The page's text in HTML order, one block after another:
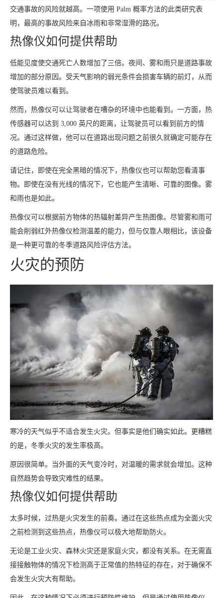
交通事故的风险就越高。一项使用 Palm 概率方法的此类研究表
明，最高的事故风险来自冰雨和非常湿滑的路况。
热像仪如何提供帮助
低能见度使交通死亡人数增加了三倍。夜间、雾和雨只是道路事故
增加的部分原因。受天气影响的弱光条件会损害车辆的前灯，从而
使驾驶员难以看到。
然而，热像仪可以让驾驶者在嘈杂的环境中也能看到。一方面，热
传感器可以达到 3,000 英尺的距离，让驾驶员可以看到前方的情
况。通过这样做，他可以在道路出现问题之前很久就确定可能存在
的道路危险。
请记住，即使在完全黑暗的情况下，热像仪也可以帮助您看清事
物。即使在没有光线的情况下，它也能产生清晰、可靠的图像。雾
和雨也是如此。
热像仪可以根据前方物体的热辐射差异产生热图像。尽管雾和雨可
能会削弱红外热像仪检测温差的能力，但与仅靠人眼相比，该设备
是一种更可靠的冬季道路风险评估方法。
火灾的预防
寒冷的天气似乎不适合发生火灾。但事实是他们确实如此。更糟糕
的是，冬季火灾的发生率极高。
原因很简单。当外面的天气变冷时，对温暖的需求就会增加。这种
自然趋势会导致灾难性的结果。
热像仪如何提供帮助
太多时候，过热是火灾发生的前奏。通过在这些热点成为全面火灾
之前检测到这些热点，热像仪可以极大地帮助防火。
无论是工业火灾、森林火灾还是家庭火灾，都没有关系。在无需直
接接触物体的情况下检测高于正常值的热特征的存在，对于确保不
会发生火灾大有帮助。